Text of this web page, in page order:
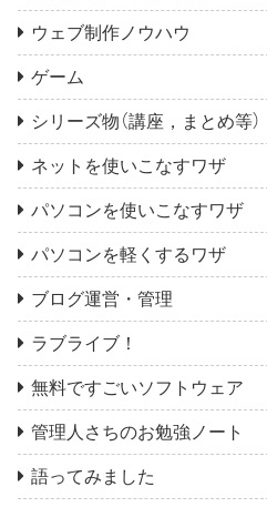
ウェブ制作ノウハウ
ゲーム
シリーズ物（講座，まとめ等）
ネットを使いこなすワザ
パソコンを使いこなすワザ
パソコンを軽くするワザ
ブログ運営・管理
ラブライブ！
無料ですごいソフトウェア
管理人さちのお勉強ノート
語ってみました